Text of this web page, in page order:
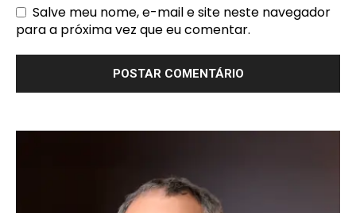
Salve meu nome, e-mail e site neste navegador
para a próxima vez que eu comentar.